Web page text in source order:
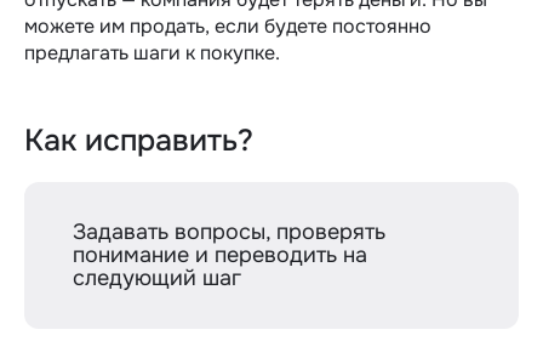
можете им продать, если будете постоянно
предлагать шаги к покупке.
Как исправить?
Задавать вопросы, проверять
понимание и переводить на
следующий шаг